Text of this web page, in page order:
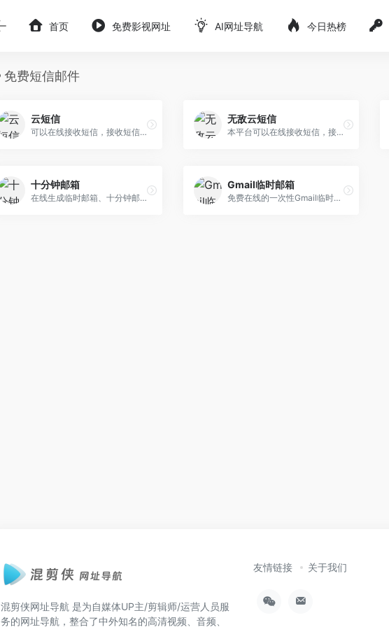
首页 免费影视网址 AI网址导航 今日热榜
免费短信邮件
云短信
可以在线接收短信，接收短信验证码，显示迅速，与国外类似短信验证码接收更快捷。
无敌云短信
本平台可以在线接收短信，接收短信验证码，显示迅速，比国外类似短信验证码接收更快捷。在线短信接收平台,免费验证码接收平台,虚拟手机号接收短信app,哪个短信平台比较好,代收手机...。
十分钟邮箱
在线生成临时邮箱、十分钟邮箱（10分钟)、临时邮、临时Email、快速注册Email、24小时Mail。
Gmail临时邮箱
免费在线的一次性Gmail临时邮箱获取的网站。
混剪侠网址导航 是为自媒体UP主/剪辑师/运营人员服
务的网址导航，整合了中外知名的高清视频、音频、
友情链接 关于我们